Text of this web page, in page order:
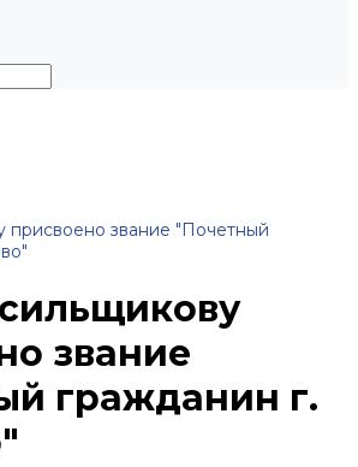
присвоено звание "Почетный
звание
гражданин г.